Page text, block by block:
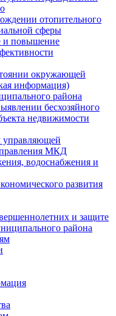
отопительного
сферы
и повышение
окружающей
информация)
района
бесхозяйного
недвижимости
управляющей
МКД
водоснабжения и
развития
и защите
района